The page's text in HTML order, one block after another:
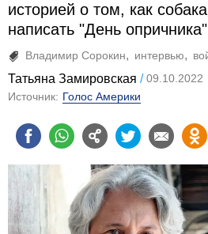
историей о том, как
написать "День
Владимир Сорокин интервью
Татьяна Замировская
09.10.2022
Источник: Голос Америки